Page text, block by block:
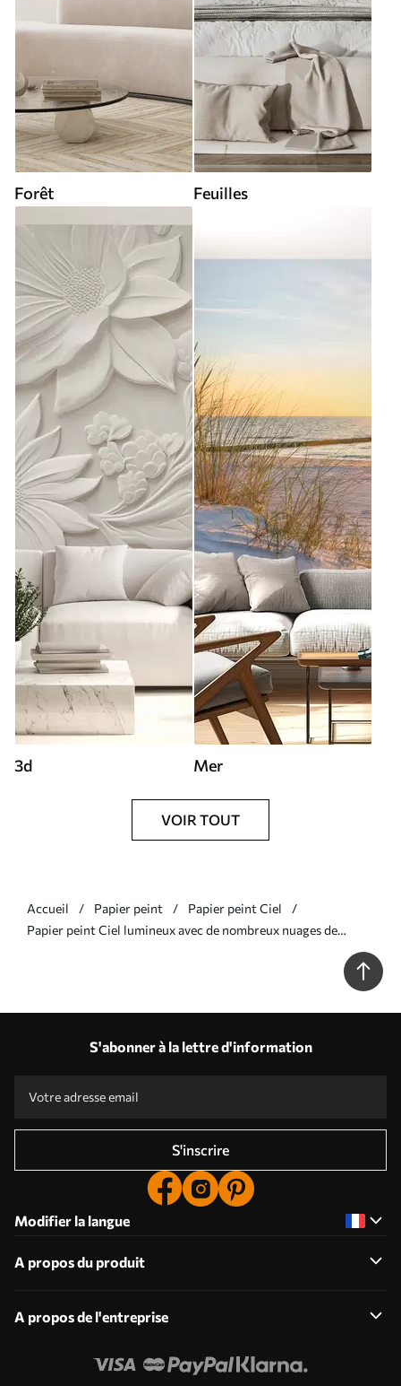
Forêt Feuilles
3d Mer
VOIR TOUT
Accueil Papier peint
Papier peint Ciel
Papier peint Ciel lumineux avec de nombreux nuages de
S'abonner à la lettre d'information
S'inscrire
Modifier la langue
A propos du produit
A propos de l'entreprise